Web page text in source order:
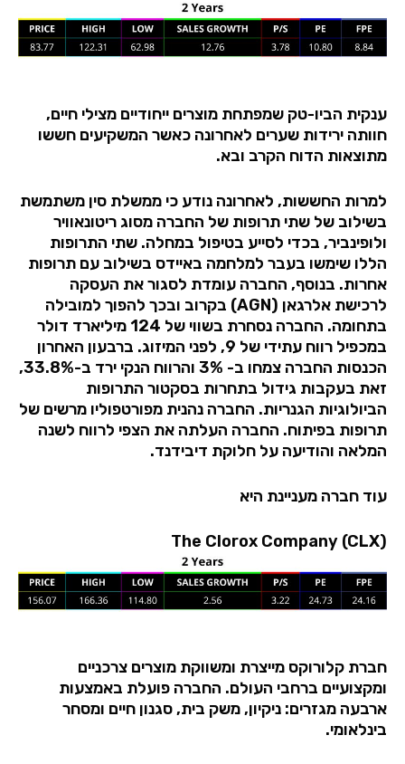
ענקית הביו-טק שמפתחת מוצרים ייחודיים מצילי חיים,
חוותה ירידות שערים לאחרונה כאשר המשקיעים חששו
מתוצאות הדוח הקרב ובא.
למרות החששות, לאחרונה נודע כי ממשלת סין משתמשת
בשילוב של שתי תרופות של החברה מסוג ריטונאוויר
ולופינביר, בכדי לסייע בטיפול במחלה. שתי התרופות
הללו שימשו בעבר למלחמה באיידס בשילוב עם תרופות
אחרות. בנוסף, החברה עומדת לסגור את העסקה
לרכישת אלרגאן (AGN) בקרוב ובכך להפוך למובילה
בתחומה. החברה נסחרת בשווי של 124 מיליארד דולר
במכפיל רווח עתידי של 9, לפני המיזוג. ברבעון האחרון
הכנסות החברה צמחו ב- 3% והרווח הנקי ירד ב-33.8%,
זאת בעקבות גידול בתחרות בסקטור התרופות
הביולוגיות הגנריות. החברה נהנית מפורטפוליו מרשים של
תרופות בפיתוח. החברה העלתה את הצפי לרווח לשנה
המלאה והודיעה על חלוקת דיבידנד.
עוד חברה מעניינת היא
The Clorox Company (CLX)
חברת קלורוקס מייצרת ומשווקת מוצרים צרכניים
ומקצועיים ברחבי העולם. החברה פועלת באמצעות
ארבעה מגזרים: ניקיון, משק בית, סגנון חיים ומסחר
בינלאומי.